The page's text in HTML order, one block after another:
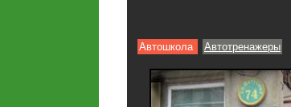
Автошкола Автотренажеры